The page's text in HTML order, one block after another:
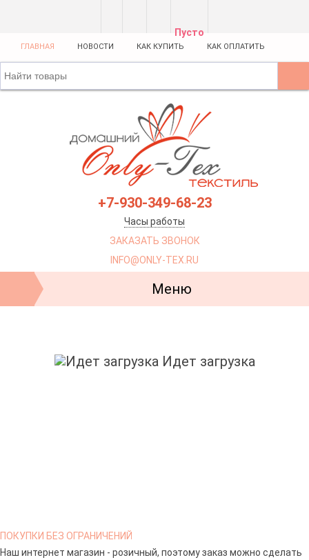
Пусто
ГЛАВНАЯ НОВОСТИ КАК КУПИТЬ КАК ОПЛАТИТЬ
+7-930-349-68-23
Часы работы
ЗАКАЗАТЬ ЗВОНОК
INFO@ONLY-TEX.RU
Меню
Идет загрузка
ПОКУПКИ БЕЗ ОГРАНИЧЕНИЙ
Наш интернет магазин - розичный, поэтому заказ можно сделать